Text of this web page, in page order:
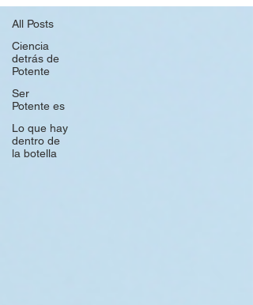
All Posts
Ciencia
detrás de
Potente
Ser
Potente es
Lo que hay
dentro de
la botella